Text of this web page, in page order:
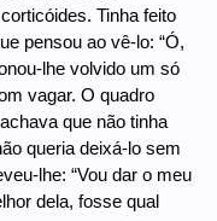
Tinha feito
pensou ao vê-lo: “Ó,
lhe volvido um só
vagar. O quadro
que não tinha
queria deixá-lo sem
lhe: “Vou dar o meu
dela, fosse qual